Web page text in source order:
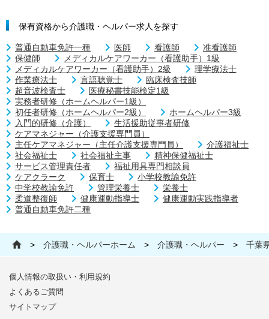
保有資格から介護職・ヘルパー求人を探す
普通自動車免許一種 医師 看護師
准看護師
保健師
メディカルケアワーカー（看護助手）1級
メディカルケアワーカー（看護助手）2級
理学療法士
作業療法士
言語聴覚士
臨床検査技師
超音波検査士
医療秘書技能検定1級
実務者研修（ホームヘルパー1級）
初任者研修（ホームヘルパー2級）
ホームヘルパー3級
入門的研修（介護）
生活援助従事者研修
ケアマネジャー（介護支援専門員）
主任ケアマネジャー（主任介護支援専門員）
介護福祉士
社会福祉士
社会福祉主事
精神保健福祉士
サービス管理責任者
福祉用具専門相談員
ケアクラーク
保育士
小学校教諭免許
中学校教諭免許
管理栄養士
栄養士
柔道整復師
健康運動指導士
健康運動実践指導者
普通自動車免許二種
> 介護職・ヘルパーホーム > 介護職・ヘルパー > 千葉
個人情報の取扱い・利用規約
よくあるご質問
サイトマップ